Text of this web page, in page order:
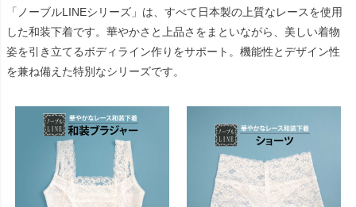
「ノーブルLINEシリーズ」は、すべて日本製の上質なレースを使用
した和装下着です。華やかさと上品さをまといながら、美しい着物
姿を引き立てるボディライン作りをサポート。機能性とデザイン性
を兼ね備えた特別なシリーズです。